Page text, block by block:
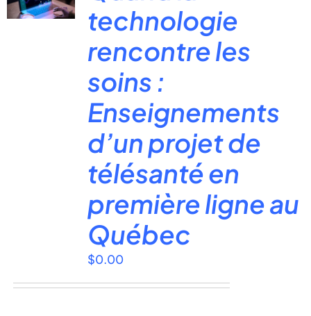
technologie
rencontre les
soins :
Enseignements
d’un projet de
télésanté en
première ligne au
Québec
$0.00